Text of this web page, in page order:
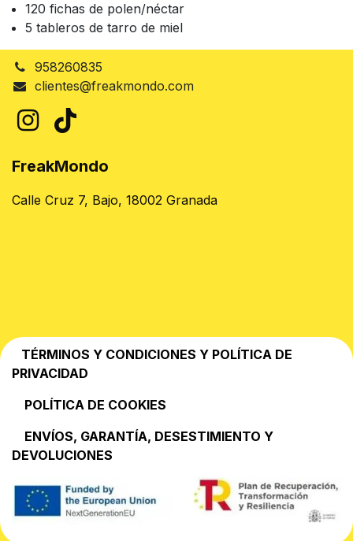
120 fichas de polen/néctar
5 tableros de tarro de miel
958260835
clientes@freakmondo.com
FreakMondo
Calle Cruz 7, Bajo, 18002 Granada
TÉRMINOS Y CONDICIONES Y POLÍTICA DE
PRIVACIDAD
POLÍTICA DE COOKIES
EN​VÍOS, GARANTÍA, DESESTIMIENTO Y
DEVOLUCIONES